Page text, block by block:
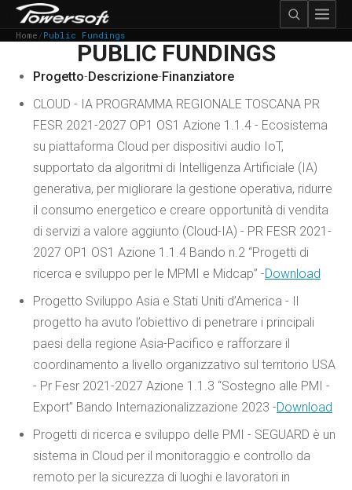
Home / Public Fundings
PUBLIC FUNDINGS
Progetto-Descrizione-Finanziatore
CLOUD - IA PROGRAMMA REGIONALE TOSCANA PR
FESR 2021-2027 OP1 OS1 Azione 1.1.4 - Ecosistema
su piattaforma Cloud per dispositivi audio IoT,
supportato da algoritmi di Intelligenza Artificiale (IA)
generativa, per migliorare la gestione operativa, ridurre
il consumo energetico e creare opportunità di vendita
di servizi a valore aggiunto (Cloud-IA) - PR FESR 2021-
2027 OP1 OS1 Azione 1.1.4 Bando n.2 “Progetti di
ricerca e sviluppo per le MPMI e Midcap” -Download
Progetto Sviluppo Asia e Stati Uniti d’America - Il
progetto ha avuto l’obiettivo di penetrare i principali
paesi della regione Asia-Pacifico e rafforzare il
coordinamento a livello organizzativo sul territorio USA
- Pr Fesr 2021-2027 Azione 1.1.3 “Sostegno alle PMI -
Export” Bando Internazionalizzazione 2023 -Download
Progetti di ricerca e sviluppo delle PMI - SEGUARD è un
sistema in Cloud per il monitoraggio e controllo da
remoto per la sicurezza di luoghi e lavoratori in